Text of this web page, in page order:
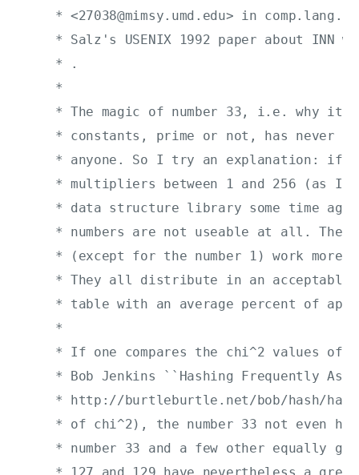
* <27038@mimsy.umd.edu> in comp.lang.c
* Salz's USENIX 1992 paper about INN
     * .
     *
* The magic of number 33, i.e. why it
* constants, prime or not, has never
* anyone. So I try an explanation: if
* multipliers between 1 and 256 (as I
* data structure library some time
* numbers are not useable at all. The
* (except for the number 1) work more
* They all distribute in an acceptable
* table with an average percent of
     *
* If one compares the chi^2 values of
* Bob Jenkins ``Hashing Frequently
* http://burtleburtle.net/bob/hash/
* of chi^2), the number 33 not even
* number 33 and a few other equally